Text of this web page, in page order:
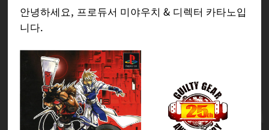
안녕하세요, 프로듀서 미야우치 & 디렉터 카타노입
니다.